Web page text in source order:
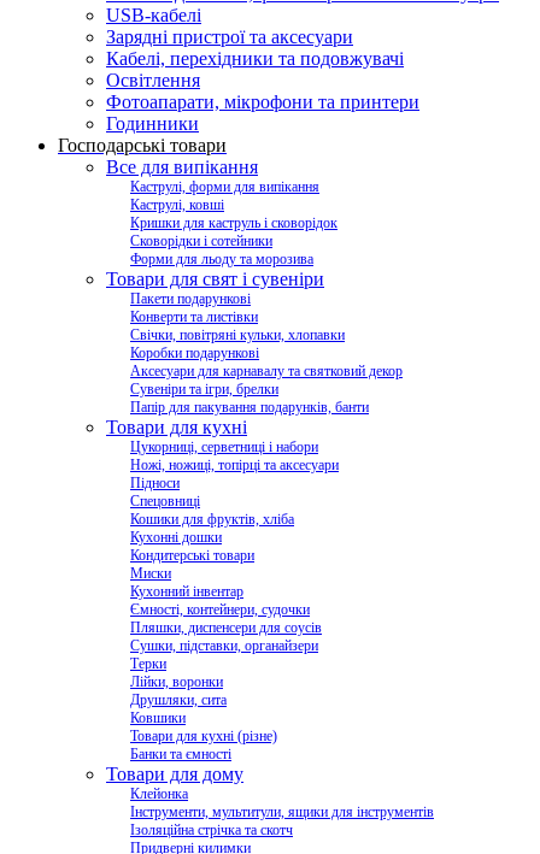
USB-кабелі
Зарядні пристрої та аксесуари
Кабелі, перехідники та подовжувачі
Освітлення
Фотоапарати, мікрофони та принтери
Годинники
Господарські товари
Все для випікання
Каструлі, форми для випікання
Каструлі, ковші
Кришки для каструль і сковорідок
Сковорідки і сотейники
Форми для льоду та морозива
Товари для свят і сувеніри
Пакети подарункові
Конверти та листівки
Свічки, повітряні кульки, хлопавки
Коробки подарункові
Аксесуари для карнавалу та святковий декор
Сувеніри та ігри, брелки
Папір для пакування подарунків, банти
Товари для кухні
Цукорниці, серветниці і набори
Ножі, ножиці, топірці та аксесуари
Підноси
Спецовниці
Кошики для фруктів, хліба
Кухонні дошки
Кондитерські товари
Миски
Кухонний інвентар
Ємності, контейнери, судочки
Пляшки, диспенсери для соусів
Сушки, підставки, органайзери
Терки
Лійки, воронки
Друшляки, сита
Ковшики
Товари для кухні (різне)
Банки та ємності
Товари для дому
Клейонка
Інструменти, мультитули, ящики для інструментів
Ізоляційна стрічка та скотч
Придверні килимки